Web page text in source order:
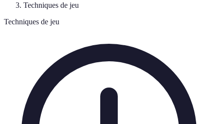
Techniques de jeu
Techniques de jeu